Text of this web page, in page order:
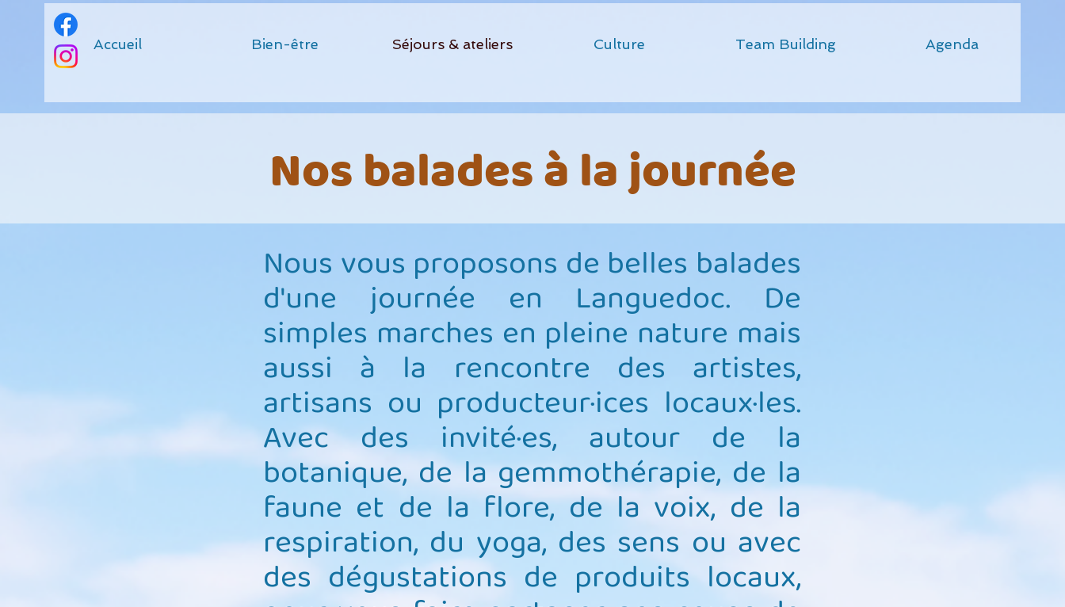
Accueil Bien-être Séjours & ateliers Culture Team Building Agenda
Nos balades à la journée
Nous vous proposons de belles balades
d'une journée en Languedoc. De
simples marches en pleine nature mais
aussi à la rencontre des artistes,
artisans ou producteur·ices locaux·les.
Avec des invité·es, autour de la
botanique, de la gemmothérapie, de la
faune et de la flore, de la voix, de la
respiration, du yoga, des sens ou avec
des dégustations de produits locaux,